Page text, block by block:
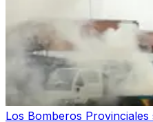
Los Bomberos